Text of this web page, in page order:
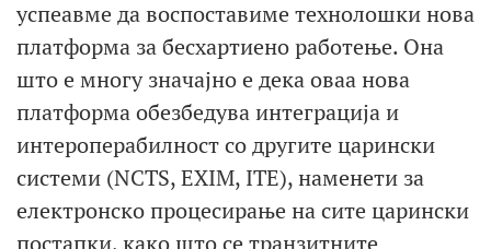
успеавме да воспоставиме технолошки нова
платформа за бесхартиено работење. Она
што е многу значајно е дека оваа нова
платформа обезбедува интеграција и
интероперабилност со другите царински
системи (NCTS, EXIM, ITE), наменети за
електронско процесирање на сите царински
постапки, како што се транзитните